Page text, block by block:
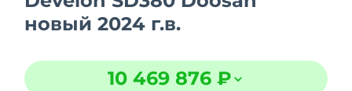
новый 2024 г.в.
10 469 876 ₽